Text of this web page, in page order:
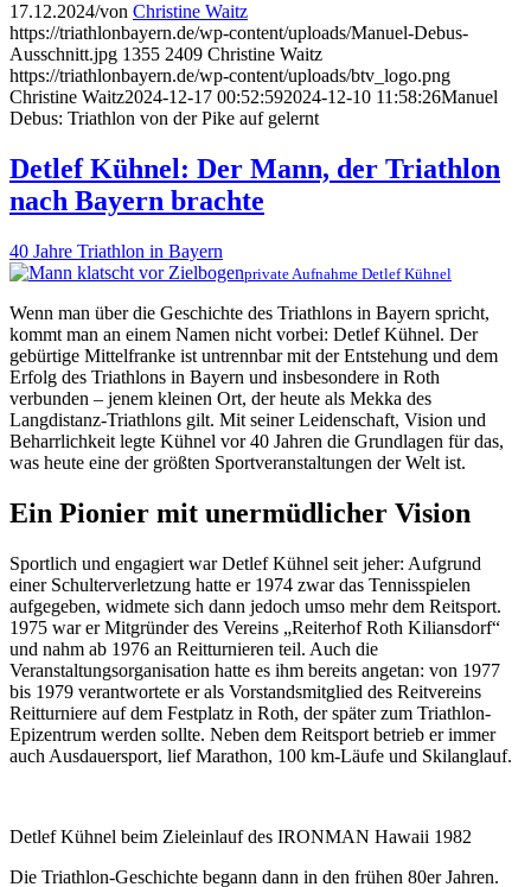
17.12.2024/von Christine Waitz
https://triathlonbayern.de/wp-content/uploads/Manuel-Debus-
Ausschnitt.jpg 1355 2409 Christine Waitz
https://triathlonbayern.de/wp-content/uploads/btv_logo.png
Christine Waitz2024-12-17 00:52:592024-12-10 11:58:26Manuel
Debus: Triathlon von der Pike auf gelernt
Detlef Kühnel: Der Mann, der Triathlon
nach Bayern brachte
40 Jahre Triathlon in Bayern
private Aufnahme Detlef Kühnel
Wenn man über die Geschichte des Triathlons in Bayern spricht,
kommt man an einem Namen nicht vorbei: Detlef Kühnel. Der
gebürtige Mittelfranke ist untrennbar mit der Entstehung und dem
Erfolg des Triathlons in Bayern und insbesondere in Roth
verbunden – jenem kleinen Ort, der heute als Mekka des
Langdistanz-Triathlons gilt. Mit seiner Leidenschaft, Vision und
Beharrlichkeit legte Kühnel vor 40 Jahren die Grundlagen für das,
was heute eine der größten Sportveranstaltungen der Welt ist.
Ein Pionier mit unermüdlicher Vision
Sportlich und engagiert war Detlef Kühnel seit jeher: Aufgrund
einer Schulterverletzung hatte er 1974 zwar das Tennisspielen
aufgegeben, widmete sich dann jedoch umso mehr dem Reitsport.
1975 war er Mitgründer des Vereins „Reiterhof Roth Kiliansdorf“
und nahm ab 1976 an Reitturnieren teil. Auch die
Veranstaltungsorganisation hatte es ihm bereits angetan: von 1977
bis 1979 verantwortete er als Vorstandsmitglied des Reitvereins
Reitturniere auf dem Festplatz in Roth, der später zum Triathlon-
Epizentrum werden sollte. Neben dem Reitsport betrieb er immer
auch Ausdauersport, lief Marathon, 100 km-Läufe und Skilanglauf.
Detlef Kühnel beim Zieleinlauf des IRONMAN Hawaii 1982
Die Triathlon-Geschichte begann dann in den frühen 80er Jahren.